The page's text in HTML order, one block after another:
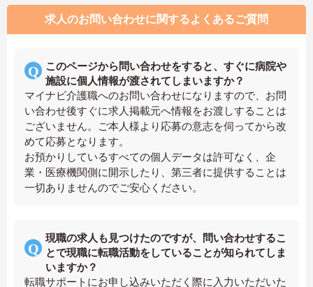
求人のお問い合わせに関するよくあるご質問
このページから問い合わせをすると、すぐに病院や
施設に個人情報が渡されてしまいますか？
マイナビ介護職へのお問い合わせになりますので、お問
い合わせ後すぐに求人掲載元へ情報をお渡しすることは
ございません。ご本人様より応募の意志を伺ってから改
めて応募となります。
お預かりしているすべての個人データは許可なく、企
業・医療機関側に開示したり、第三者に提供することは
一切ありませんのでご安心ください。
現職の求人も見つけたのですが、問い合わせするこ
とで現職に転職活動をしていることが知られてしま
いますか？
転職サポートにお申し込みいただく際に入力いただいた